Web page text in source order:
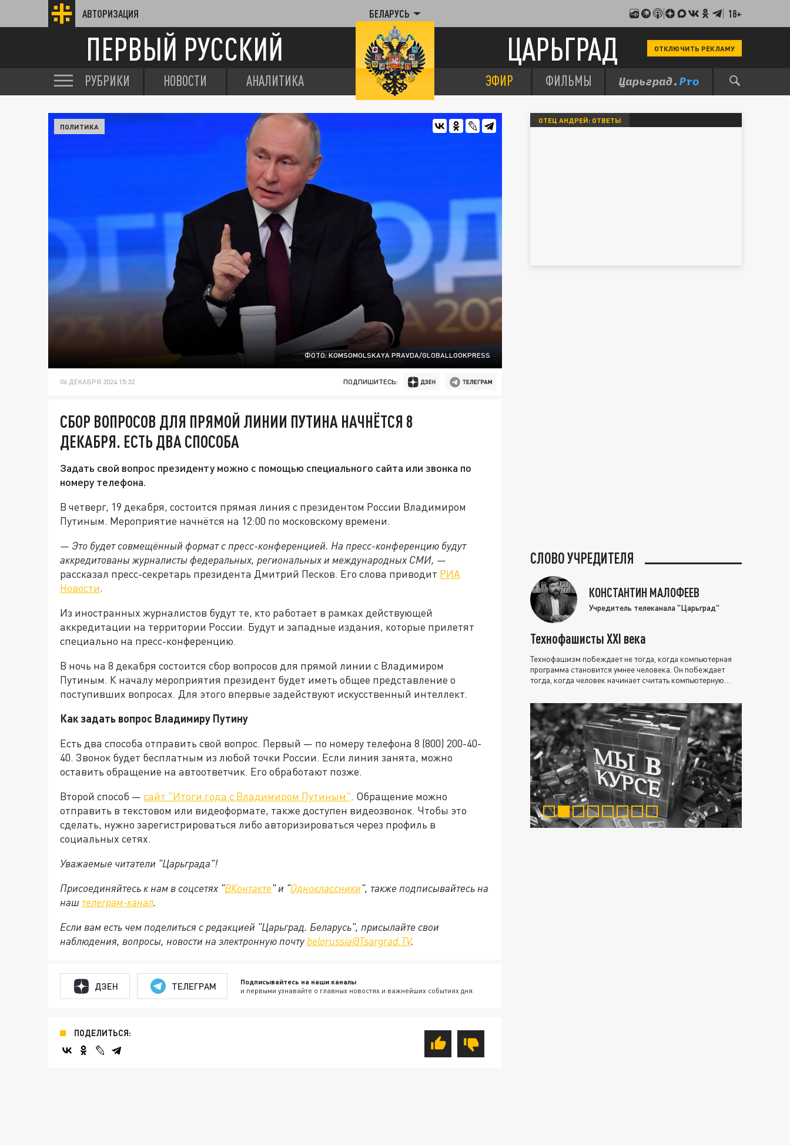
АВТОРИЗАЦИЯ БЕЛАРУСЬ 18+
ПЕРВЫЙ РУССКИЙ ЦАРЬГРАД ОТКЛЮЧИТЬ РЕКЛАМУ
РУБРИКИ НОВОСТИ АНАЛИТИКА ЭФИР ФИЛЬМЫ
ФОТО: KOMSOMOLSKAYA PRAVDA/GLOBALLOOKPRESS
ПОЛИТИКА
06 ДЕКАБРЯ 2024 15:32 ПОДПИШИТЕСЬ:
СБОР ВОПРОСОВ ДЛЯ ПРЯМОЙ ЛИНИИ ПУТИНА НАЧНЁТСЯ 8
ДЕКАБРЯ. ЕСТЬ ДВА СПОСОБА
Задать свой вопрос президенту можно с помощью специального сайта или звонка по
номеру телефона.
В четверг, 19 декабря, состоится прямая линия с президентом России Владимиром
Путиным. Мероприятие начнётся на 12:00 по московскому времени.
— Это будет совмещённый формат с пресс-конференцией. На пресс-конференцию будут
аккредитованы журналисты федеральных, региональных и международных СМИ, —
рассказал пресс-секретарь президента Дмитрий Песков. Его слова приводит РИА
Новости.
Из иностранных журналистов будут те, кто работает в рамках действующей
аккредитации на территории России. Будут и западные издания, которые прилетят
специально на пресс-конференцию.
В ночь на 8 декабря состоится сбор вопросов для прямой линии с Владимиром
Путиным. К началу мероприятия президент будет иметь общее представление о
поступивших вопросах. Для этого впервые задействуют искусственный интеллект.
Как задать вопрос Владимиру Путину
Есть два способа отправить свой вопрос. Первый — по номеру телефона 8 (800) 200-40-
40. Звонок будет бесплатным из любой точки России. Если линия занята, можно
оставить обращение на автоответчик. Его обработают позже.
Второй способ — сайт "Итоги года с Владимиром Путиным". Обращение можно
отправить в текстовом или видеоформате, также доступен видеозвонок. Чтобы это
сделать, нужно зарегистрироваться либо авторизироваться через профиль в
социальных сетях.
Уважаемые читатели "Царьграда"!
Присоединяйтесь к нам в соцсетях "ВКонтакте" и "Одноклассники", также подписывайтесь на
наш телеграм-канал.
Если вам есть чем поделиться с редакцией "Царьград. Беларусь", присылайте свои
наблюдения, вопросы, новости на электронную почту belorussia@Tsargrad.TV.
ДЗЕН ТЕЛЕГРАМ Подписывайтесь на наши каналы
и первыми узнавайте о главных новостях и важнейших событиях дня.
ПОДЕЛИТЬСЯ:
ОТЕЦ АНДРЕЙ: ОТВЕТЫ
СЛОВО УЧРЕДИТЕЛЯ
КОНСТАНТИН МАЛОФЕЕВ
Учредитель телеканала "Царьград"
Технофашисты XXI века
Технофашизм побеждает не тогда, когда компьютерная
программа становится умнее человека. Он побеждает
тогда, когда человек начинает считать компьютерную